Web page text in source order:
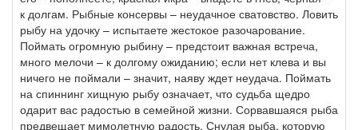
к долгам. Рыбные консервы – неудачное сватовство. Ловить
рыбу на удочку – испытаете жестокое разочарование.
Поймать огромную рыбину – предстоит важная встреча,
много мелочи – к долгому ожиданию; если нет клева и вы
ничего не поймали – значит, наяву ждет неудача. Поймать
на спиннинг хищную рыбу означает, что судьба щедро
одарит вас радостью в семейной жизни. Сорвавшаяся рыба
предвещает мимолетную радость. Снулая рыба, которую